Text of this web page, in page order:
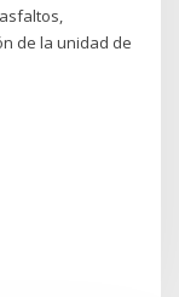
de la unidad de